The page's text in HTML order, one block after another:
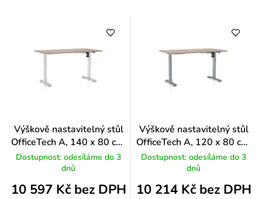
Výškově nastavitelný stůl
OfficeTech A, 140 x 80 cm,
bílá podnož, dub
Dostupnost: odesíláme do 3
dnů
10 597 Kč bez DPH
Výškově nastavitelný stůl
OfficeTech A, 120 x 80 cm,
šedá podnož, dub
Dostupnost: odesíláme do 3
dnů
10 214 Kč bez DPH